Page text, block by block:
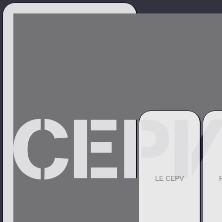
LE CEPV